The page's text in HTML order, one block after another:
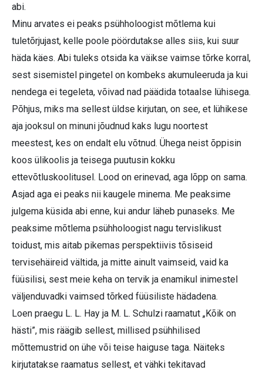
abi.
Minu arvates ei peaks psühholoogist mõtlema kui
tuletõrjujast, kelle poole pöördutakse alles siis, kui suur
häda käes. Abi tuleks otsida ka väikse vaimse tõrke korral,
sest sisemistel pingetel on kombeks akumuleeruda ja kui
nendega ei tegeleta, võivad nad päädida totaalse lühisega.
Põhjus, miks ma sellest üldse kirjutan, on see, et lühikese
aja jooksul on minuni jõudnud kaks lugu noortest
meestest, kes on endalt elu võtnud. Ühega neist õppisin
koos ülikoolis ja teisega puutusin kokku
ettevõtluskoolitusel. Lood on erinevad, aga lõpp on sama.
Asjad aga ei peaks nii kaugele minema. Me peaksime
julgema küsida abi enne, kui andur läheb punaseks. Me
peaksime mõtlema psühholoogist nagu tervislikust
toidust, mis aitab pikemas perspektiivis tõsiseid
tervisehäireid vältida, ja mitte ainult vaimseid, vaid ka
füüsilisi, sest meie keha on tervik ja enamikul inimestel
väljenduvadki vaimsed tõrked füüsiliste hädadena.
Loen praegu L. L. Hay ja M. L. Schulzi raamatut „Kõik on
hästi”, mis räägib sellest, millised psühhilised
mõttemustrid on ühe või teise haiguse taga. Näiteks
kirjutatakse raamatus sellest, et vähki tekitavad